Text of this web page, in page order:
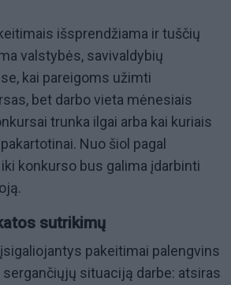
išsprendžiama ir tuščių
valstybės, savivaldybių
kai pareigoms užimti
bet darbo vieta mėnesiais
trunka ilgai arba kai kuriais
Nuo šiol pagal
konkurso bus galima įdarbinti
sutrikimų
pakeitimai palengvins
situaciją darbe: atsiras